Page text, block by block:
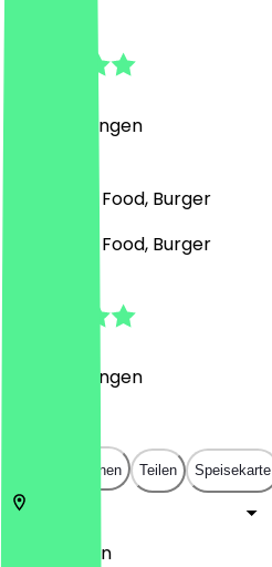
Bewertungen
Pizza, Fast Food, Burger
Pizza, Fast Food, Burger
Bewertungen
In App öffnen Teilen Speisekarte
Berlin